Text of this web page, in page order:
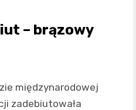
– brązowy
międzynarodowej
zadebiutowała